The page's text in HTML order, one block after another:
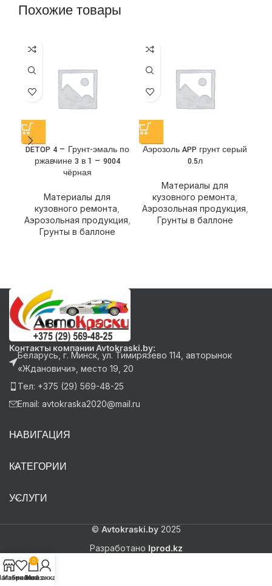
Похожие товары
DETOP 4 — Грунт-эмаль по
ржавчине 3 в 1 — 9004
чёрная
Материалы для
кузовного ремонта
Аэрозольная продукция
Грунты в баллоне
Аэрозоль APP грунт серый
0.5л
Материалы для
кузовного ремонта
Аэрозольная продукция
Грунты в баллоне
Контакты компании Avtokraski.by:
Беларусь, г. Минск, ул. Тимирязево 114, авторынок
«Ждановичи», место 19, 20
Тел: +375 (29) 569-48-25
Email: avtokraska2020@mail.ru
НАВИГАЦИЯ
КАТЕГОРИИ
УСЛУГИ
© Avtokraski.by2025
Разработано Iprod.kz
Избранное
0
Заказ
Мой аккаунт